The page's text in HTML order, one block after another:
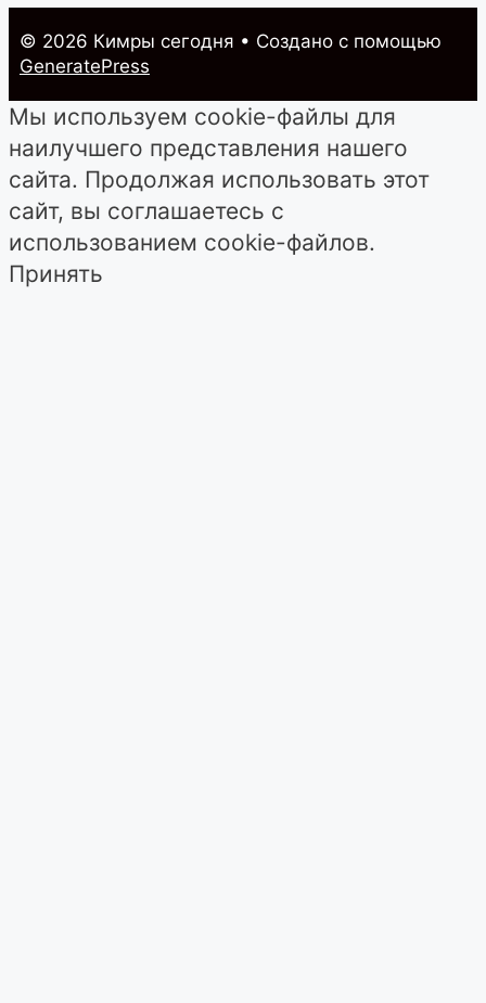
© 2026 Кимры cегодня • Создано с помощью
GeneratePress
Мы используем cookie-файлы для
наилучшего представления нашего
сайта. Продолжая использовать этот
сайт, вы соглашаетесь с
использованием cookie-файлов.
Принять